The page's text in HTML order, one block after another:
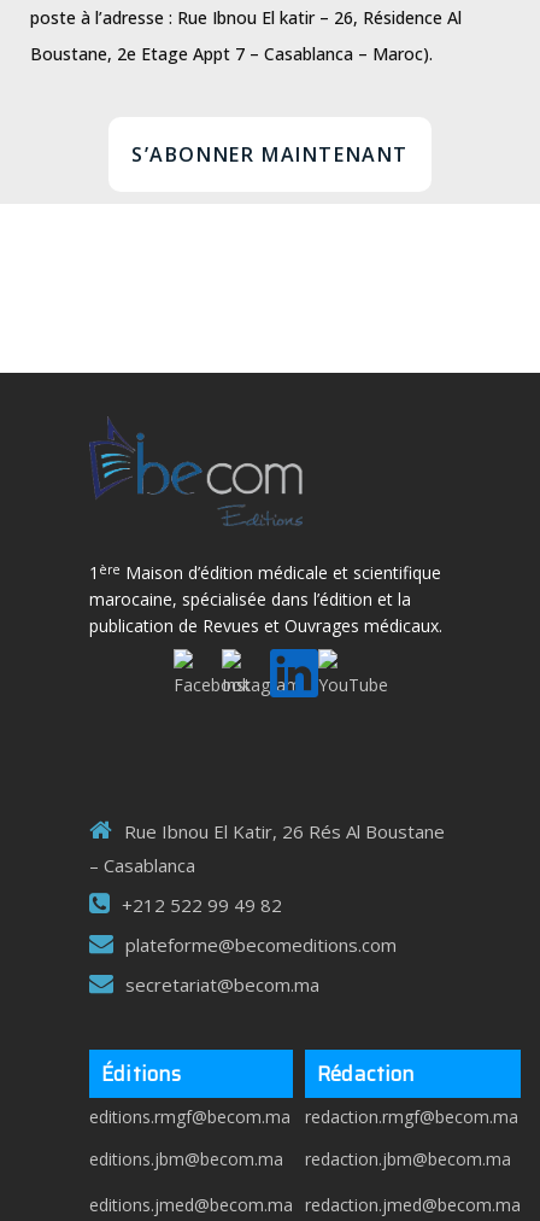
poste à l’adresse : Rue Ibnou El katir – 26, Résidence Al
Boustane, 2e Etage Appt 7 – Casablanca – Maroc).
S’ABONNER MAINTENANT
1 ère Maison d’édition médicale et scientifique
marocaine, spécialisée dans l’édition et la
publication de Revues et Ouvrages médicaux.
Rue Ibnou El Katir, 26 Rés Al Boustane
– Casablanca
+212 522 99 49 82
plateforme@becomeditions.com
secretariat@becom.ma
Éditions
editions.rmgf@becom.ma
editions.jbm@becom.ma
editions.jmed@becom.ma
Rédaction
redaction.rmgf@becom.ma
redaction.jbm@becom.ma
redaction.jmed@becom.ma